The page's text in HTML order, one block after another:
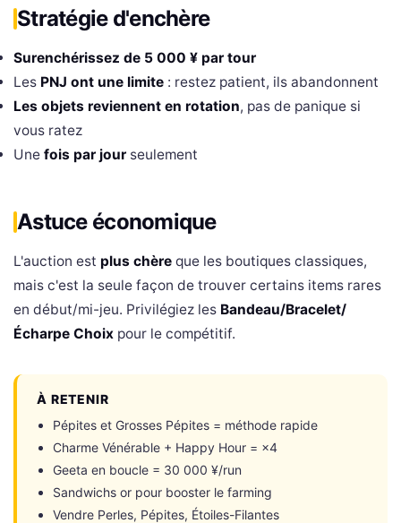
Stratégie d'enchère
Surenchérissez de 5 000 ¥ par tour
Les PNJ ont une limite : restez patient, ils abandonnent
Les objets reviennent en rotation, pas de panique si
vous ratez
Une fois par jour seulement
Astuce économique
L'auction est plus chère que les boutiques classiques,
mais c'est la seule façon de trouver certains items rares
en début/mi-jeu. Privilégiez les Bandeau/Bracelet/
Écharpe Choix pour le compétitif.
À RETENIR
Pépites et Grosses Pépites = méthode rapide
Charme Vénérable + Happy Hour = ×4
Geeta en boucle = 30 000 ¥/run
Sandwichs or pour booster le farming
Vendre Perles, Pépites, Étoiles-Filantes